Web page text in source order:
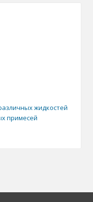
жидкостей
примесей